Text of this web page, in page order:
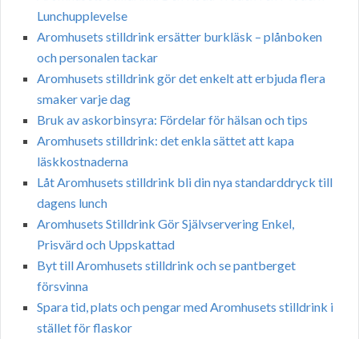
Lunchupplevelse
Aromhusets stilldrink ersätter burkläsk – plånboken
och personalen tackar
Aromhusets stilldrink gör det enkelt att erbjuda flera
smaker varje dag
Bruk av askorbinsyra: Fördelar för hälsan och tips
Aromhusets stilldrink: det enkla sättet att kapa
läskkostnaderna
Låt Aromhusets stilldrink bli din nya standarddryck till
dagens lunch
Aromhusets Stilldrink Gör Självservering Enkel,
Prisvärd och Uppskattad
Byt till Aromhusets stilldrink och se pantberget
försvinna
Spara tid, plats och pengar med Aromhusets stilldrink i
stället för flaskor